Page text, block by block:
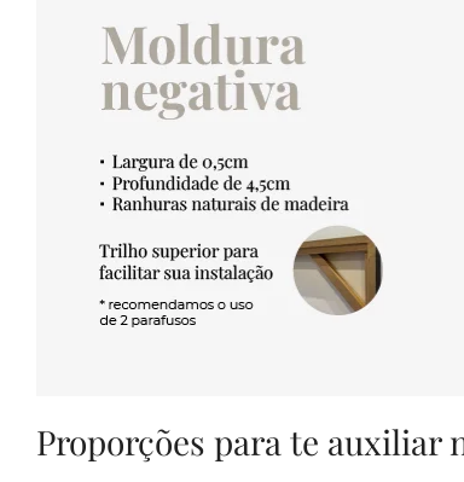
Proporções para te auxiliar